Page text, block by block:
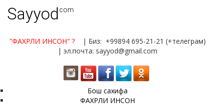
Sayyod.com
"ФАХРЛИ ИНСОН" ?
| Биз: +99894 695-21-21 (+телеграм)
| эл.почта: sayyod@gmail.com
Бош сахифа
ФАХРЛИ ИНСОН